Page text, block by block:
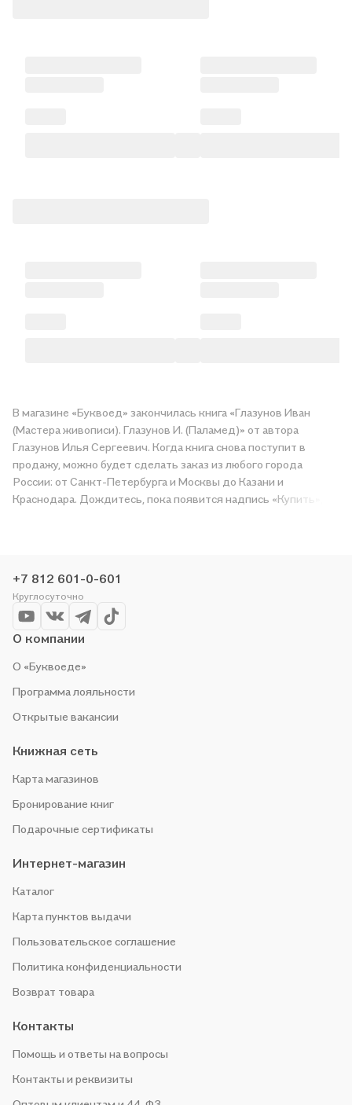
В магазине «Буквоед» закончилась книга «Глазунов Иван
(Мастера живописи). Глазунов И. (Паламед)» от автора
Глазунов Илья Сергеевич. Когда книга снова поступит в
продажу, можно будет сделать заказ из любого города
России: от Санкт-Петербурга и Москвы до Казани и
Краснодара. Дождитесь, пока появится надпись «Купить»,
цене. Например, организуем конкурсы и проводим акции.
Оставайтесь с нами, чтобы не упустить выгоду!
+7 812 601-0-601
Круглосуточно
О компании
О «Буквоеде»
Программа лояльности
Открытые вакансии
Книжная сеть
Карта магазинов
Бронирование книг
Подарочные сертификаты
Интернет-магазин
Каталог
Карта пунктов выдачи
Пользовательское соглашение
Политика конфиденциальности
Возврат товара
Контакты
Помощь и ответы на вопросы
Контакты и реквизиты